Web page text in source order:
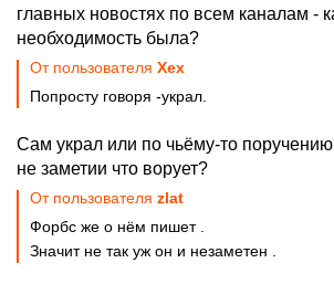
главных новостях по всем каналам -
необходимость была?
От пользователя Хех
Попросту говоря -украл.
Сам украл или по чьёму-то
не заметии что ворует?
От пользователя zlat
Форбс же о нём пишет .
Значит не так уж он и незаметен .